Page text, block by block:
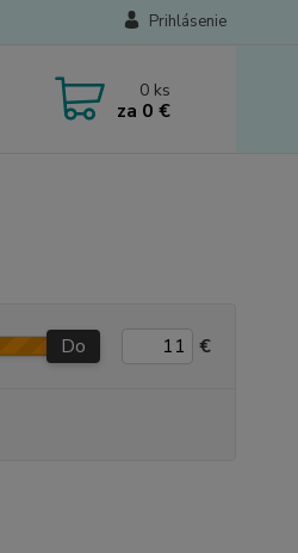
Prihlásenie
0 ks
za 0 €
Do €